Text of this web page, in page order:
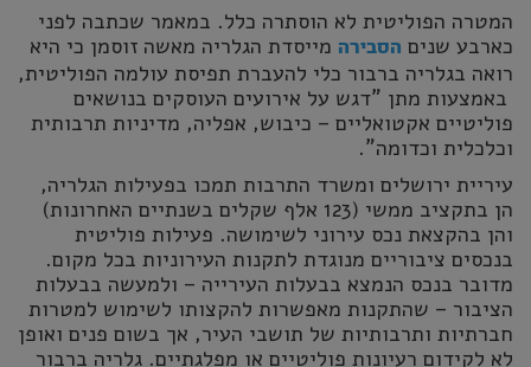
המטרה הפוליטית לא הוסתרה כלל. במאמר שכתבה לפני
כארבע שנים הסבירה מייסדת הגלריה מאשה זוסמן כי היא
רואה בגלריה ברבור כלי להעברת תפיסת עולמה הפוליטית,
באמצעות מתן "דגש על אירועים העוסקים בנושאים
פוליטיים אקטואליים – כיבוש, אפליה, מדיניות תרבותית
וכלכלית וכדומה".
עיריית ירושלים ומשרד התרבות תמכו בפעילות הגלריה,
הן בתקציב ממשי (123 אלף שקלים בשנתיים האחרונות)
והן בהקצאת נכס עירוני לשימושה. פעילות פוליטית
בנכסים ציבוריים מנוגדת לתקנות העירוניות בכל מקום.
מדובר בנכס הנמצא בבעלות העירייה – ולמעשה בבעלות
הציבור – שהתקנות מאפשרות להקצותו לשימוש למטרות
חברתיות ותרבותיות של תושבי העיר, אך בשום פנים ואופן
לא לקידום רעיונות פוליטיים או מפלגתיים. גלריה ברבור